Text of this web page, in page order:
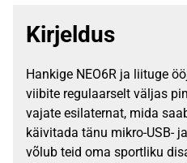
Kirjeldus
Hankige NEO6R ja liituge
viibite regulaarselt väljas
vajate esilaternat, mida
käivitada tänu mikro-USB-
võlub teid oma sportliku